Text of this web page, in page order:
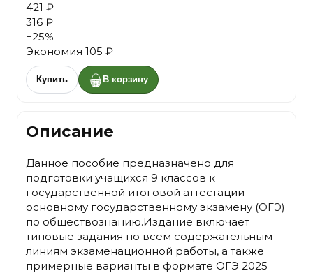
421 ₽
316 ₽
−25%
Экономия 105 ₽
Купить В корзину
Описание
Данное пособие предназначено для
подготовки учащихся 9 классов к
государственной итоговой аттестации –
основному государственному экзамену (ОГЭ)
по обществознанию.Издание включает
типовые задания по всем содержательным
линиям экзаменационной работы, а также
примерные варианты в формате ОГЭ 2025